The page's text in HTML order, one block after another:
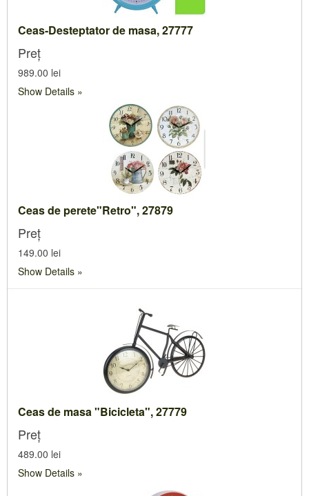
Ceas-Desteptator de masa, 27777
Preț
989.00 lei
Show Details
Ceas de perete"Retro", 27879
Preț
149.00 lei
Show Details
Ceas de masa "Bicicleta", 27779
Preț
489.00 lei
Show Details